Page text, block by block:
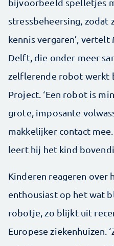
bijvoorbeeld spelletjes
stressbeheersing, zodat
kennis vergaren’, vertelt
Delft, die onder meer
zelflerende robot werkt
Project. ‘Een robot is
grote, imposante
makkelijker contact
leert hij het kind
Kinderen reageren over
enthousiast op het wat
robotje, zo blijkt uit
Europese ziekenhuizen.